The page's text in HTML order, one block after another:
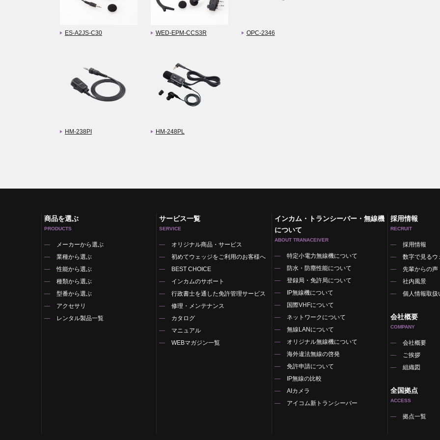
ES-A2JS-C30 WED-EPM-CCS3R OPC-2346
HM-238PI HM-248PL
商品を選ぶ
PRODUCTS
メーカーから選ぶ
業種から選ぶ
性能から選ぶ
種類から選ぶ
型番から選ぶ
アクセサリ
レンタル製品一覧
サービス一覧
SERVICE
オリジナル商品・サービス
初めてウェッジをご利用のお客様へ
BEST CHOICE
インカムのサポート
行政書士を通した免許管理サービス
修理・メンテナンス
カタログ
マニュアル
WEBマガジン一覧
インカム・トランシーバー・無線機
について
ABOUT TRANACEIVER
特定小電力無線機について
防水・防塵性能について
登録局・免許局について
IP無線機について
国際VHFについて
ネットワークについて
無線LANについて
オリジナル無線機について
海外違法無線の啓発
免許申請について
IP無線の比較
AIカメラ
アイコム新トランシーバー
採用情報
RECRUIT
採用情報
数字で見るウ
先輩からの声
社内風景
個人情報取扱
会社概要
COMPANY
会社概要
ご挨拶
組織図
全国拠点
ACCESS
拠点一覧